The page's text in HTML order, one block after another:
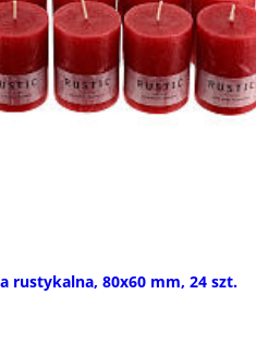
rustykalna, 80x60 mm, 24 szt.